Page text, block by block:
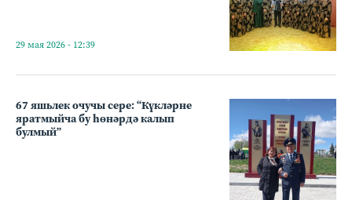
29 мая 2026 - 12:39
67 яшьлек очучы сере: “Күкләрне
яратмыйча бу һөнәрдә калып
булмый”